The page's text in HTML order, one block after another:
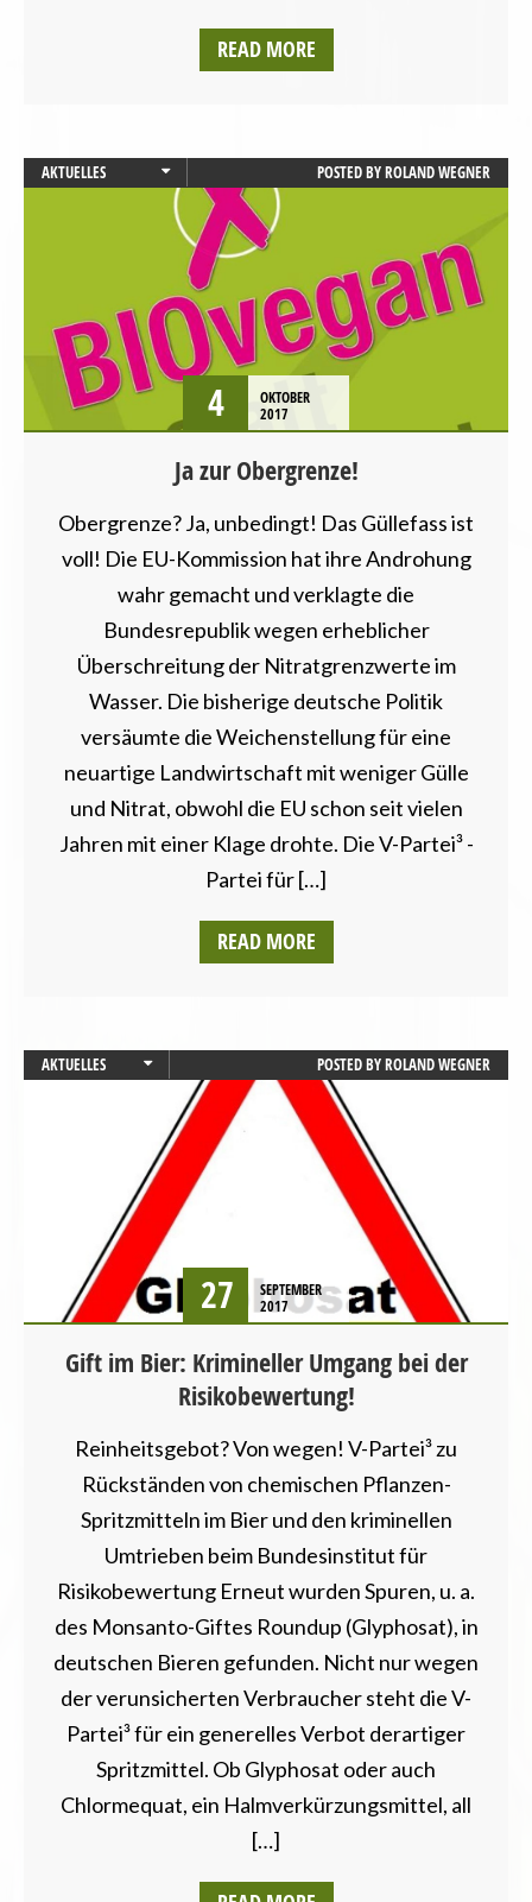
READ MORE
AKTUELLES
SCHLESWIG-HOLSTEIN
UMWELT UND KLIMA
POSTED BYROLAND WEGNER
4
OKTOBER
2017
Ja zur Obergrenze!
Obergrenze? Ja, unbedingt! Das Güllefass ist
voll! Die EU-Kommission hat ihre Androhung
wahr gemacht und verklagte die
Bundesrepublik wegen erheblicher
Überschreitung der Nitratgrenzwerte im
Wasser. Die bisherige deutsche Politik
versäumte die Weichenstellung für eine
neuartige Landwirtschaft mit weniger Gülle
und Nitrat, obwohl die EU schon seit vielen
Jahren mit einer Klage drohte. Die V-Partei³ -
Partei für […]
READ MORE
AKTUELLES
POSTED BYROLAND WEGNER
27
SEPTEMBER
2017
Gift im Bier: Krimineller Umgang bei der
Risikobewertung!
Reinheitsgebot? Von wegen! V-Partei³ zu
Rückständen von chemischen Pflanzen-
Spritzmitteln im Bier und den kriminellen
Umtrieben beim Bundesinstitut für
Risikobewertung Erneut wurden Spuren, u. a.
des Monsanto-Giftes Roundup (Glyphosat), in
deutschen Bieren gefunden. Nicht nur wegen
der verunsicherten Verbraucher steht die V-
Partei³ für ein generelles Verbot derartiger
Spritzmittel. Ob Glyphosat oder auch
Chlormequat, ein Halmverkürzungsmittel, all
[…]